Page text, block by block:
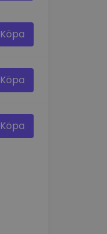
Köpa
Köpa
Köpa